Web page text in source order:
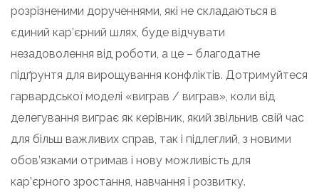
розрізненими дорученнями, які не складаються в
єдиний кар’єрний шлях, буде відчувати
незадоволення від роботи, а це – благодатне
підґрунтя для вирощування конфліктів. Дотримуйтеся
гарвардської моделі «виграв / виграв», коли від
делегування виграє як керівник, який звільнив свій час
для більш важливих справ, так і підлеглий, з новими
обов’язками отримав і нову можливість для
кар’єрного зростання, навчання і розвитку.